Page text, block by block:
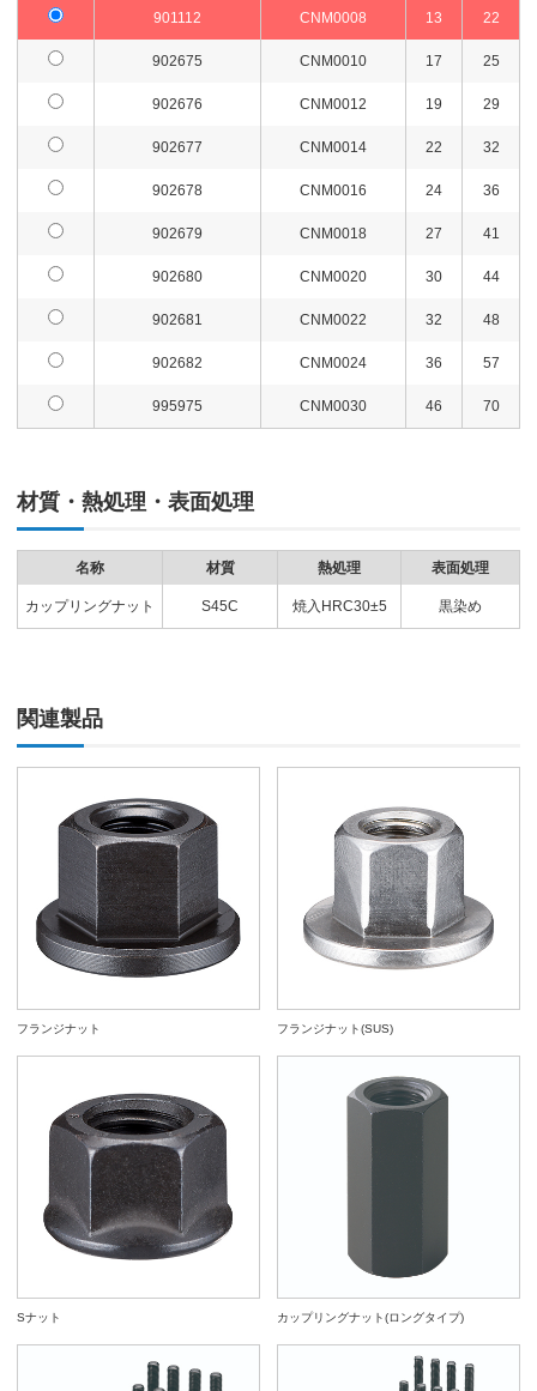
901112 CNM0008 13 22
902675 CNM0010 17 25
902676 CNM0012 19 29
902677 CNM0014 22 32
902678 CNM0016 24 36
902679 CNM0018 27 41
902680 CNM0020 30 44
902681 CNM0022 32 48
902682 CNM0024 36 57
995975 CNM0030 46 70
材質・熱処理・表面処理
名称 材質 熱処理 表面処理
カップリングナット S45C 焼入HRC30±5 黒染め
関連製品
フランジナット フランジナット(SUS)
Sナット カップリングナット(ロングタイプ)